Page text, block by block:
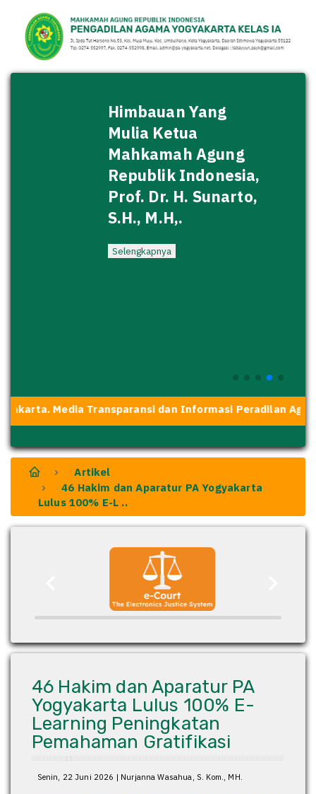
Himbauan Yang
Mulia Ketua
Mahkamah Agung
Republik Indonesia,
Prof. Dr. H. Sunarto,
S.H., M.H,.
Selengkapnya
Transparansi dan Informasi Peradilan Agama.
Artikel
46 Hakim dan Aparatur PA Yogyakarta
Lulus 100% E-L ..
46 Hakim dan Aparatur PA
Yogyakarta Lulus 100% E-
Learning Peningkatan
Pemahaman Gratifikasi
Senin, 22 Juni 2026 | Nurjanna Wasahua, S. Kom., MH.